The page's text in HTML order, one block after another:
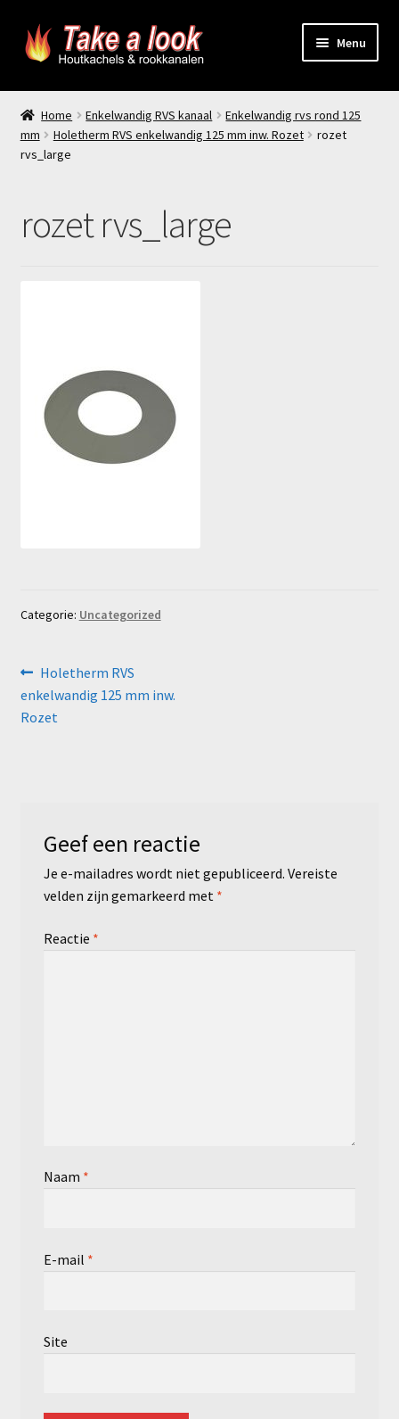
Ga
door
Ga
naar
Menu
Home
Prijsindicatie rookkanaal
Contact
Home Enkelwandig RVS kanaal
Enkelwandig rvs rond 125
mm
Holetherm RVS enkelwandig 125 mm inw. Rozet
rozet
rvs_large
rozet rvs_large
Categorie: Uncategorized
Bericht
navigatie
Vorig
bericht:
Holetherm RVS
enkelwandig 125 mm inw.
Rozet
Geef een reactie
Je e-mailadres wordt niet gepubliceerd. Vereiste
velden zijn gemarkeerd met *
Reactie *
Naam *
E-mail *
Site